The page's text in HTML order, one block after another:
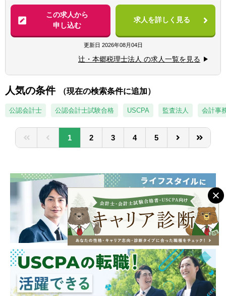
※税務業務未経験会計士の方も歓迎いたしま
す！！
【求める人物像】
■税務・会計にとどまらず、総合的な観点か
ら経営コンサルティングに携りたい方
【法人全体の特色】
■業界トップレベルの規模でお客様に対して
サービス提供しています。
■チーム連携：税理士、公認会計士、中小企
業診断士など、税務・会計に関わる様々な分
野のエキスパートが集結し、案件によって
は、互いにチームを組んで業務を進めること
があります。
■広範囲な取扱業務
一般企業をはじめ、医療法人、公益法人、社
と幅広いお客様に対して、税務・会計サービ
スを提供しています。
この求人から
申し込む
求人を詳しく見る
更新日 2026年08月04日
辻・本郷税理士法人 の求人一覧を見る
人気の条件 （現在の検索条件に追加）
公認会計士 公認会計士試験合格 USCPA 監査法人 会計事
1 2 3 4 5